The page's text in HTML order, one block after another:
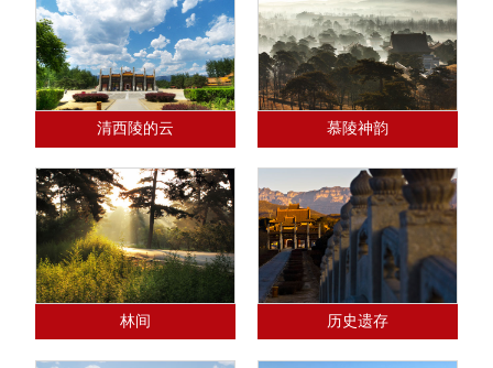
清西陵的云 慕陵神韵
林间 历史遗存